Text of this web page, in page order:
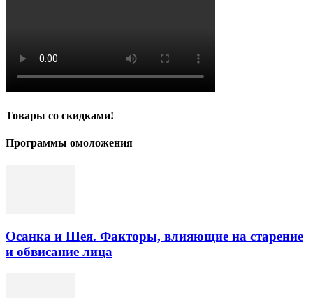
Товары со скидками!
Программы омоложения
Осанка и Шея. Факторы, влияющие на старение
и обвисание лица